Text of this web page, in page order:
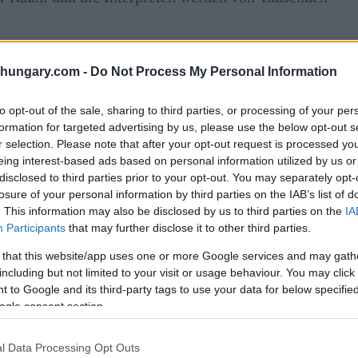
- Do Not Process My Personal Information
opt-out of the sale, sharing to third parties, or processing of your
for targeted advertising by us, please use the below opt-out
selection. Please note that after your opt-out request is processed
interest-based ads based on personal information utilized by us
to third parties prior to your opt-out. You may separately
of your personal information by third parties on the IAB’s list of
This information may also be disclosed by us to third parties on the
Participants that may further disclose it to other third parties.
that this website/app uses one or more Google services and may
but not limited to your visit or usage behaviour. You may
to Google and its third-party tags to use your data for below
consent section.
Data Processing Opt Outs
in verschiedenen Größen an idyllischen Orten aller
die Tour Eiffel (Paris), Burj Al Arab Jumeirah
(London), Palau de la Musica Catalana
(Singapur) und viele weitere in den
Konzerten mit Werken der größten Komponisten
die ständig wachsende Liste von
Hommagen an zeitgenössische Künstler wie